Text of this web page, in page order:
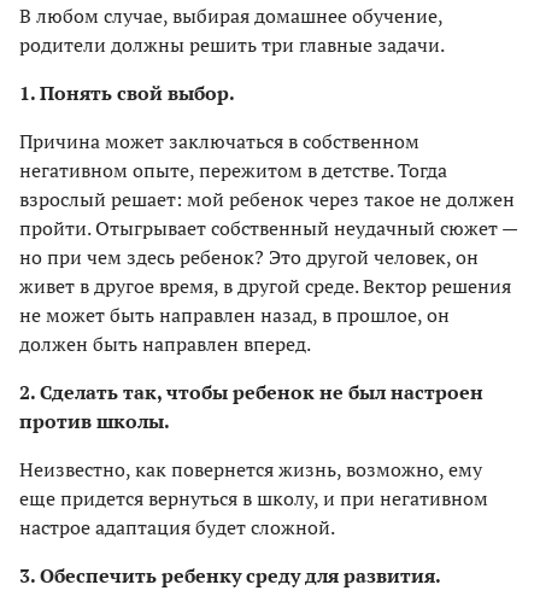
В любом случае, выбирая домашнее обучение,
родители должны решить три главные задачи.
1. Понять свой выбор.
Причина может заключаться в собственном
негативном опыте, пережитом в детстве. Тогда
взрослый решает: мой ребенок через такое не должен
пройти. Отыгрывает собственный неудачный сюжет —
но при чем здесь ребенок? Это другой человек, он
живет в другое время, в другой среде. Вектор решения
не может быть направлен назад, в прошлое, он
должен быть направлен вперед.
2. Сделать так, чтобы ребенок не был настроен
против школы.
Неизвестно, как повернется жизнь, возможно, ему
еще придется вернуться в школу, и при негативном
настрое адаптация будет сложной.
3. Обеспечить ребенку среду для развития.